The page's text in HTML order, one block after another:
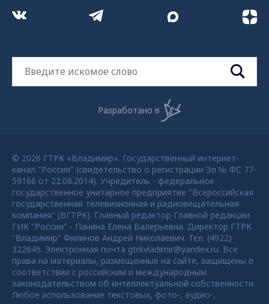
Разработано в
© 2026 ГТРК «Владимир». Государственный интернет-
канал "Россия" (свидетельство о регистрации Эл № ФС 77-
59166 от 22.08.2014). Учредитель - федеральное
государственное унитарное предприятие "Всероссийская
государственная телевизионная и радиовещательная
компания" (ВГТРК). Главный редактор Главной редакции
ГИК "Россия" - Панина Елена Валерьевна. Директор ГТРК
"Владимир" Филинов Андрей Николаевич. Тел. (4922)
322645. Электронная почта gtrkvladimir@yandex.ru. Все
права на материалы, размещенные на сайте, защищены в
соответствии с российским и международным
законодательством об интеллектуальной собственности.
Любое использование текстовых, фото-, аудио-,